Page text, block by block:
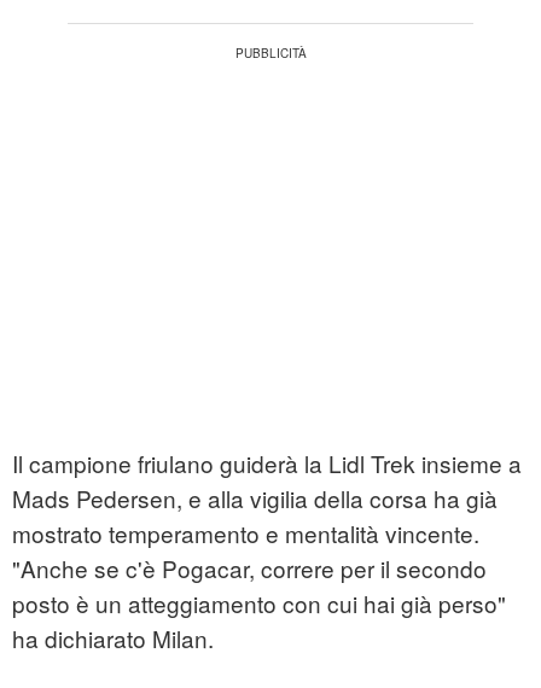
Il campione friulano guiderà la Lidl Trek insieme a
Mads Pedersen, e alla vigilia della corsa ha già
mostrato temperamento e mentalità vincente.
"Anche se c'è Pogacar, correre per il secondo
posto è un atteggiamento con cui hai già perso"
ha dichiarato Milan.